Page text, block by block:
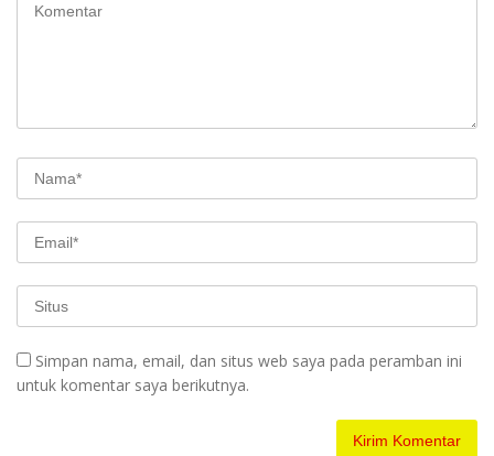
Simpan nama, email, dan situs web saya pada peramban ini
untuk komentar saya berikutnya.